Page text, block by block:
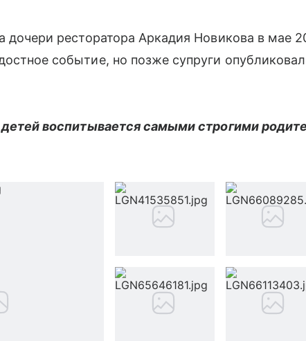
дочери ресторатора Аркадия Новикова в мае
событие, но позже супруги
воспитывается самыми строгими